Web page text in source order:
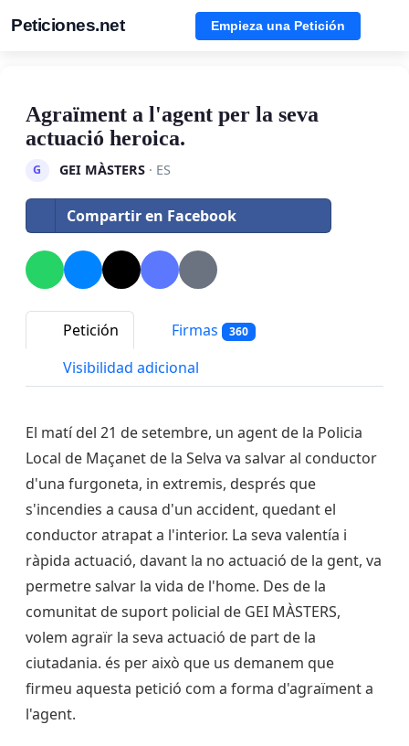
Peticiones.net Empieza una Petición
Agraïment a l'agent per la seva
actuació heroica.
G GEI MÀSTERS· ES
Compartir en Facebook
Petición Firmas 360
Visibilidad adicional
El matí del 21 de setembre, un agent de la Policia
Local de Maçanet de la Selva va salvar al conductor
d'una furgoneta, in extremis, després que
s'incendies a causa d'un accident, quedant el
conductor atrapat a l'interior. La seva valentía i
ràpida actuació, davant la no actuació de la gent, va
permetre salvar la vida de l'home. Des de la
comunitat de suport policial de GEI MÀSTERS,
volem agraïr la seva actuació de part de la
ciutadania. és per això que us demanem que
firmeu aquesta petició com a forma d'agraïment a
l'agent.